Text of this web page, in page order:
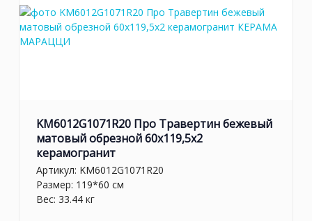
KM6012G1071R20 Про Травертин бежевый
матовый обрезной 60x119,5x2
керамогранит
Артикул: KM6012G1071R20
Размер: 119*60 см
Вес: 33.44 кг